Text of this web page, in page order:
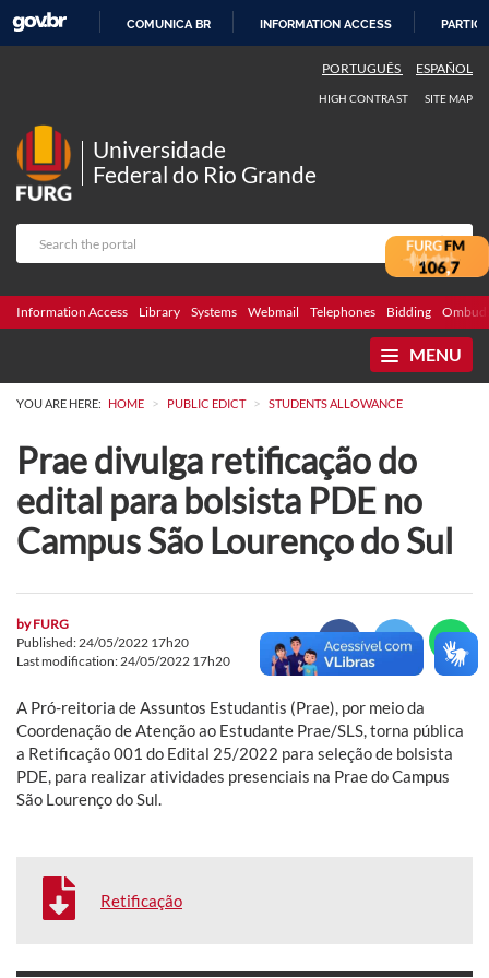
COMUNICA BR INFORMATION ACCESS
PORTUGUÊS ESPAÑOL
HIGH CONTRAST SITE MAP
Universidade
Federal do Rio Grande
Information Access Library Systems Webmail Telephones Bidding
MENU
YOU ARE HERE: HOME > PUBLIC EDICT > STUDENTS ALLOWANCE
Prae divulga retificação do
edital para bolsista PDE no
Campus São Lourenço do Sul
byFURG
Published: 24/05/2022 17h20
Last modification: 24/05/2022 17h20
A Pró-reitoria de Assuntos Estudantis (Prae), por meio da
Coordenação de Atenção ao Estudante Prae/SLS, torna pública
a Retificação 001 do Edital 25/2022 para seleção de bolsista
PDE, para realizar atividades presenciais na Prae do Campus
São Lourenço do Sul.
Retificação